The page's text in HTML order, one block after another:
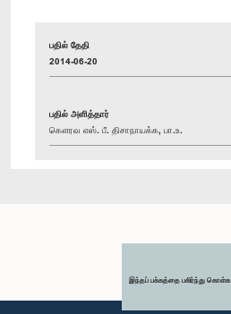
பதில் தேதி
2014-06-20
பதில் அளித்தார்
கௌரவ எஸ். பீ. திசாநாயக்க, பா.உ.
இந்தப் பக்கத்தை பகிர்ந்து கொள்க